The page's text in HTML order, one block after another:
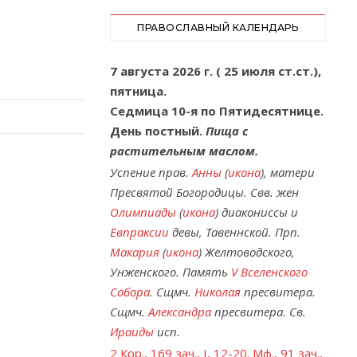
ПРАВОСЛАВНЫЙ КАЛЕНДАРЬ
7 августа 2026 г. ( 25 июля ст.ст.),
пятница.
Седмица 10-я по Пятидесятнице.
День постный. Пища с
растительным маслом.
Успение прав.Анны (икона), матери
Пресвятой Богородицы. Свв. жен
Олимпиады (икона) диакониссы и
Евпраксии девы, Тавеннской. Прп.
Макария (икона) Желтоводского,
Унженского. Память V Вселенского
Собора. Сщмч. Николая пресвитера.
Сщмч.Александра пресвитера. Св.
Ираиды исп.
2 Кор., 169 зач., I, 12-20. Мф., 91 зач.,